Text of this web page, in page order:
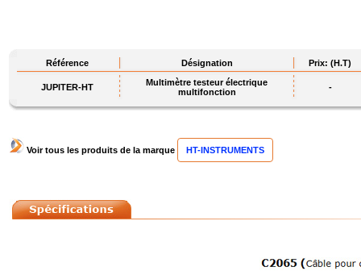
Référence Désignation Prix: (H.T)
JUPITER-HT
Multimètre testeur électrique
multifonction
-
Voir tous les produits de la marque HT-INSTRUMENTS